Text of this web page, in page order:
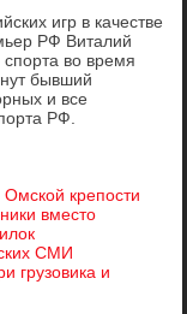
игр в качестве
РФ Виталий
спорта во время
бывший
и все
РФ.
крепости
вместо
СМИ
грузовика и